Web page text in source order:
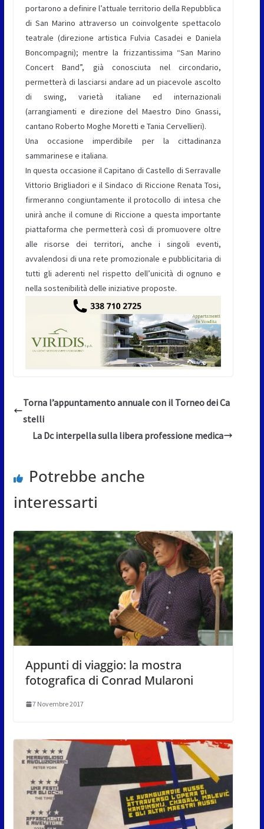
portarono a definire l’attuale territorio della Repubblica
di San Marino attraverso un coinvolgente spettacolo
teatrale (direzione artistica Fulvia Casadei e Daniela
Boncompagni); mentre la frizzantissima “San Marino
Concert Band”, già conosciuta nel circondario,
permetterà di lasciarsi andare ad un piacevole ascolto
di swing, varietà italiane ed internazionali
(arrangiamenti e direzione del Maestro Dino Gnassi,
cantano Roberto Moghe Moretti e Tania Cervellieri).
Una occasione imperdibile per la cittadinanza
sammarinese e italiana.
In questa occasione il Capitano di Castello di Serravalle
Vittorio Brigliadori e il Sindaco di Riccione Renata Tosi,
firmeranno congiuntamente il protocollo di intesa che
unirà anche il comune di Riccione a questa importante
piattaforma che permetterà così di promuovere oltre
alle risorse dei territori, anche i singoli eventi,
avvalendosi di una rete promozionale e pubblicitaria di
tutti gli aderenti nel rispetto dell’unicità di ognuno e
nella sostenibilità delle iniziative proposte.
Torna l’appuntamento annuale con il Torneo dei Ca
stelli
La Dc interpella sulla libera professione medica
Potrebbe anche
interessarti
Appunti di viaggio: la mostra
fotografica di Conrad Mularoni
7 Novembre 2017